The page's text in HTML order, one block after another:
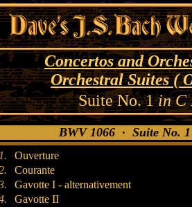
Concertos and
Orchestral Suites (
Suite No. 1in C
BWV 1066 · Suite No.
Ouverture
Courante
Gavotte I - alternativement
Gavotte II